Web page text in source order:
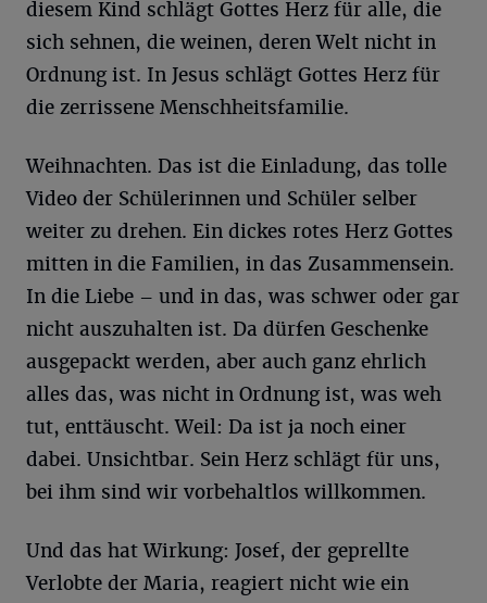
diesem Kind schlägt Gottes Herz für alle, die
sich sehnen, die weinen, deren Welt nicht in
Ordnung ist. In Jesus schlägt Gottes Herz für
die zerrissene Menschheitsfamilie.
Weihnachten. Das ist die Einladung, das tolle
Video der Schülerinnen und Schüler selber
weiter zu drehen. Ein dickes rotes Herz Gottes
mitten in die Familien, in das Zusammensein.
In die Liebe – und in das, was schwer oder gar
nicht auszuhalten ist. Da dürfen Geschenke
ausgepackt werden, aber auch ganz ehrlich
alles das, was nicht in Ordnung ist, was weh
tut, enttäuscht. Weil: Da ist ja noch einer
dabei. Unsichtbar. Sein Herz schlägt für uns,
bei ihm sind wir vorbehaltlos willkommen.
Und das hat Wirkung: Josef, der geprellte
Verlobte der Maria, reagiert nicht wie ein